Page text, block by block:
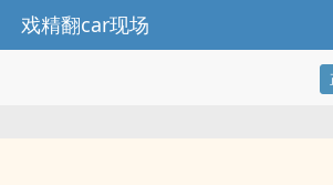
戏精翻car现场